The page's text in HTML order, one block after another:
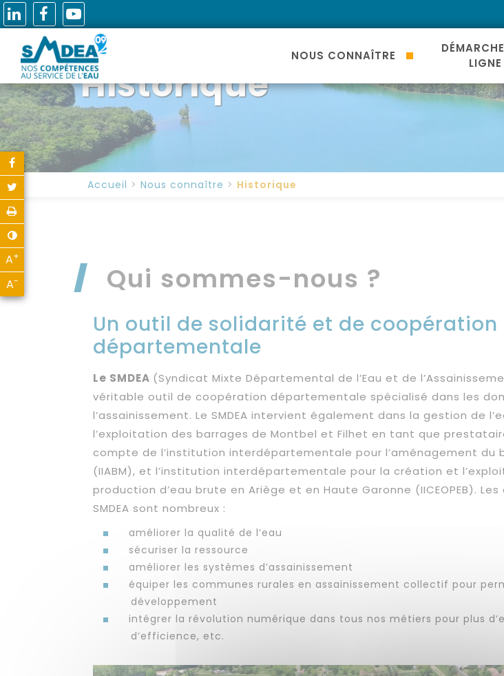
NOUS CONNAÎTRE
LIGNE
Historique
Accueil Nous connaître Historique
Qui sommes-nous ?
Un outil de solidarité et de coopération
départementale
Le SMDEA (Syndicat Mixte Départemental de l’Eau et de
véritable outil de coopération départementale spécialisé dans les
l’assainissement. Le SMDEA intervient également dans la gestion de
l’exploitation des barrages de Montbel et Filhet en tant que
compte de l’institution interdépartementale pour l’aménagement du
(IIABM), et l’institution interdépartementale pour la création et
production d’eau brute en Ariège et en Haute Garonne (IICEOPEB).
SMDEA sont nombreux :
améliorer la qualité de l’eau
sécuriser la ressource
améliorer les systèmes d’assainissement
équiper les communes rurales en assainissement collectif pour
développement
intégrer la révolution numérique dans tous nos métiers pour plus
d’efficience, etc.
Partager sur Facebook
Partager sur Twitter
A+
Agrandir le texte
A- Réduire le texte